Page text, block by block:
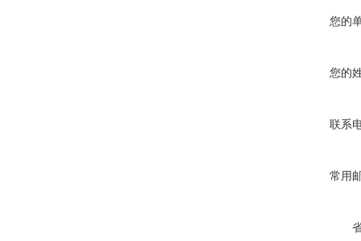
您的
您的
联系
常用